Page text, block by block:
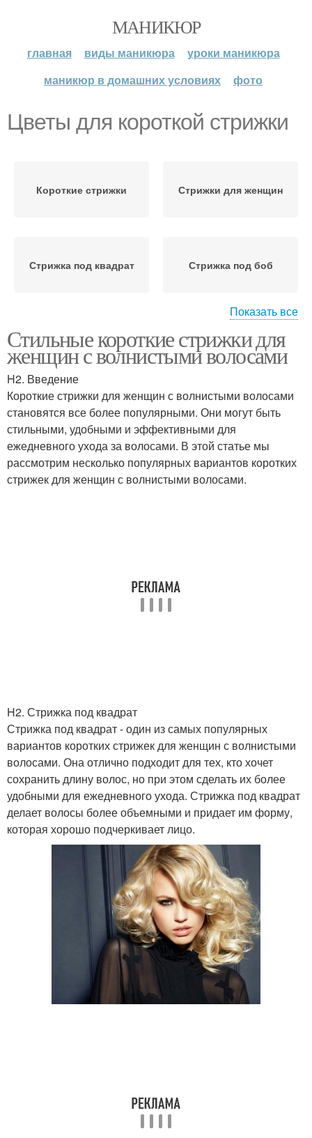
МАНИКЮР
главная виды маникюра
уроки маникюра
маникюр в домашних условиях
фото
Цветы для короткой стрижки
Короткие стрижки Стрижки для женщин
Стрижка под квадрат Стрижка под боб
Стрижка под каре Стрижка под локон
Стрижка под каскад Стрижка для женщин
Стрижка на вьющихся
Стрижки на вьющихся
Короткая кефаль
волосы
Показать все
Стильные короткие стрижки для
женщин с волнистыми волосами
H2. Введение
Короткие стрижки для женщин с волнистыми волосами
становятся все более популярными. Они могут быть
стильными, удобными и эффективными для
ежедневного ухода за волосами. В этой статье мы
рассмотрим несколько популярных вариантов коротких
стрижек для женщин с волнистыми волосами.
H2. Стрижка под квадрат
Стрижка под квадрат - один из самых популярных
вариантов коротких стрижек для женщин с волнистыми
волосами. Она отлично подходит для тех, кто хочет
сохранить длину волос, но при этом сделать их более
удобными для ежедневного ухода. Стрижка под квадрат
делает волосы более объемными и придает им форму,
которая хорошо подчеркивает лицо.